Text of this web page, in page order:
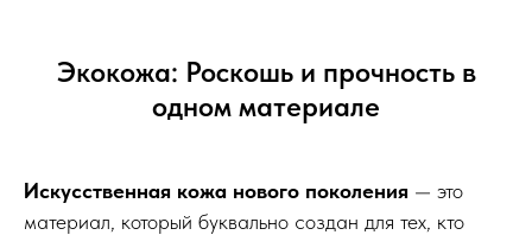
Экокожа: Роскошь и прочность в
одном материале
Искусственная кожа нового поколения — это
материал, который буквально создан для тех, кто